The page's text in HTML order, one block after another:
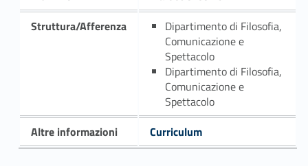
Struttura/Afferenza
Dipartimento di Filosofia,
Comunicazione e
Spettacolo
Dipartimento di Filosofia,
Comunicazione e
Spettacolo
Altre informazioni
Curriculum